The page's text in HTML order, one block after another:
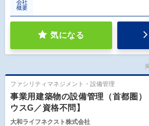
会社
概要
気になる
ファシリティマネジメント・設備管理
事業用建築物の設備管理（首都圏
ウスG／資格不問】
大和ライフネクスト株式会社